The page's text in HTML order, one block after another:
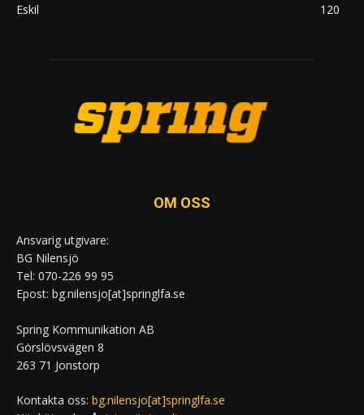
Eskil
120
OM OSS
Ansvarig utgivare:
BG Nilensjö
Tel: 070-226 99 95
Epost: bg.nilensjo[at]springlfa.se
Spring Kommunikation AB
Görslövsvägen 8
263 71 Jonstorp
Kontakta oss: bg.nilensjo[at]springlfa.se